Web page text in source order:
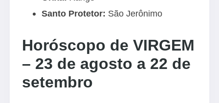
Santo Protetor: São Jerônimo
Horóscopo de VIRGEM
– 23 de agosto a 22 de
setembro